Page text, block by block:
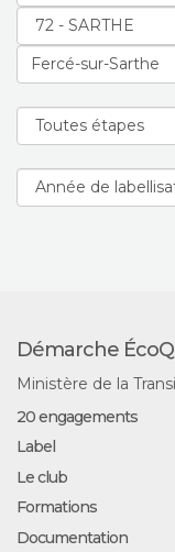
Démarche
Ministère de la
20 engagements
Label
Le club
Formations
Documentation